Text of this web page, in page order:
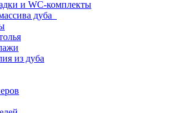
и WC-комплекты
дуба
из дуба